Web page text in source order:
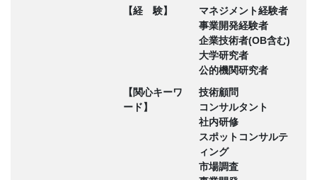
【経 験】
マネジメント経験者
事業開発経験者
企業技術者(OB含む)
大学研究者
公的機関研究者
【関心キーワ
ード】
技術顧問
コンサルタント
社内研修
スポットコンサルテ
ィング
市場調査